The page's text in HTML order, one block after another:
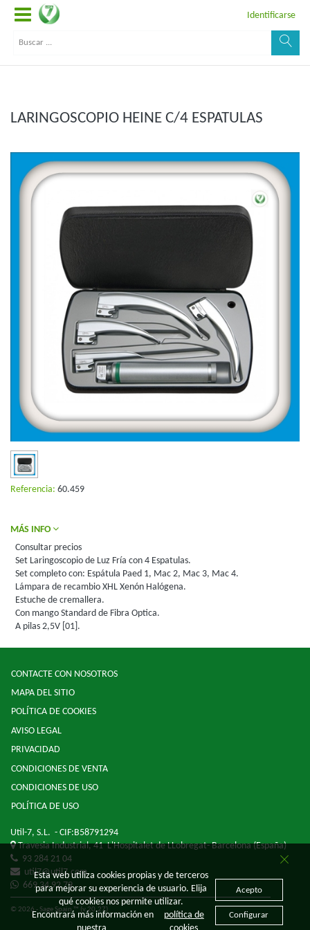
Identificarse
LARINGOSCOPIO HEINE C/4 ESPATULAS
Referencia: 60.459
MÁS INFO
Consultar precios
Set Laringoscopio de Luz Fría con 4 Espatulas.
Set completo con: Espátula Paed 1, Mac 2, Mac 3, Mac 4.
Lámpara de recambio XHL Xenón Halógena.
Estuche de cremallera.
Con mango Standard de Fibra Optica.
A pilas 2,5V [01].
CONTACTE CON NOSOTROS
MAPA DEL SITIO
POLÍTICA DE COOKIES
AVISO LEGAL
PRIVACIDAD
CONDICIONES DE VENTA
CONDICIONES DE USO
POLÍTICA DE USO
Util-7, S.L. - CIF:B58791294
Travesia Industrial, 41L'Hospitalet de LLobregat-Barcelona(España)
93 284 21 04
util7@util7.com
669 34 92 79
© 2026 - Sage Spain ™ (v.20.27)
Esta web utiliza cookies propias y de terceros
para mejorar su experiencia de usuario. Elija
qué cookies nos permite utilizar.
Encontrará más información en
política de
Acepto
Configurar